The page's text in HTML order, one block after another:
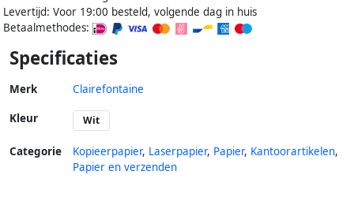
Levertijd: Voor 19:00 besteld, volgende dag in huis
Betaalmethodes:
Specificaties
Merk Clairefontaine
Kleur Wit
Categorie Kopieerpapier, Laserpapier, Papier, Kantoorartikelen,
Papier en verzenden